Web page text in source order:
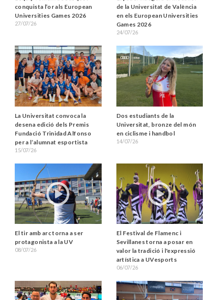
conquista l’or als European
Universities Games 2026
27/07/26
de la Universitat de València
en els European Universities
Games 2026
24/07/26
La Universitat convoca la
desena edició dels Premis
Fundació Trinidad Alfonso
per a l’alumnat esportista
15/07/26
Dos estudiants de la
Universitat, bronze del món
en ciclisme i handbol
14/07/26
El tir amb arc torna a ser
protagonista a la UV
08/07/26
El Festival de Flamenc i
Sevillanes torna a posar en
valor la tradició i l'expressió
artística a UVesports
06/07/26